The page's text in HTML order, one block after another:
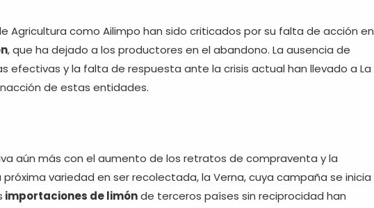
Agricultura como Ailimpo han sido criticados por su falta de acción en
, que ha dejado a los productores en el abandono. La ausencia de
efectivas y la falta de respuesta ante la crisis actual han llevado a La
de estas entidades.
aún más con el aumento de los retratos de compraventa y la
variedad en ser recolectada, la Verna, cuya campaña se inicia
importaciones de limónde terceros países sin reciprocidad han